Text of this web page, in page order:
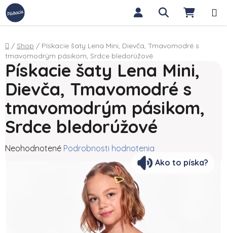
Prejsť na obsah Hľadať
Domov
/ Shop / Pískacie šaty Lena Mini, Dievča, Tmavomodré s
tmavomodrým pásikom, Srdce bledorúžové
Pískacie šaty Lena Mini,
Dievča, Tmavomodré s
tmavomodrým pásikom,
Srdce bledorúžové
Priemerné hodnotenie produktu je 0,0 z 5 hviezdičiek.
Neohodnotené Podrobnosti hodnotenia
Ako to píska?